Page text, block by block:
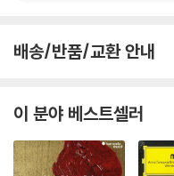
배송/반품/교환 안내
이 분야 베스트셀러